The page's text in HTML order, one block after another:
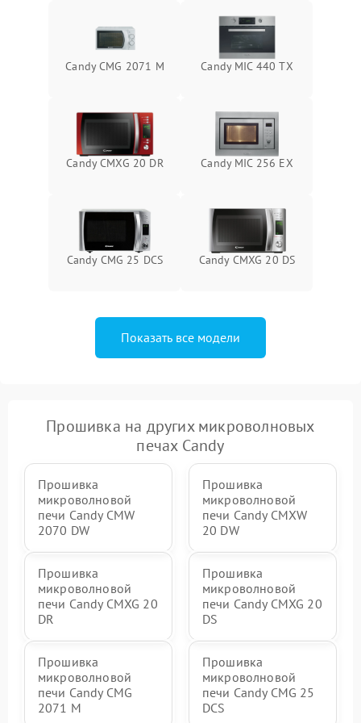
Candy CMG 2071 M Candy MIC 440 TX
Candy CMXG 20 DR Candy MIC 256 EX
Candy CMG 25 DCS Candy CMXG 20 DS
Показать все модели
Прошивка на других микроволновых
печах Candy
Прошивка
микроволновой
печи Candy CMW
2070 DW
Прошивка
микроволновой
печи Candy CMXW
20 DW
Прошивка
микроволновой
печи Candy CMXG 20
DR
Прошивка
микроволновой
печи Candy CMXG 20
DS
Прошивка
микроволновой
печи Candy CMG
2071 M
Прошивка
микроволновой
печи Candy CMG 25
DCS